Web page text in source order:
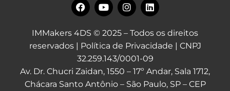
IMMakers 4DS © 2025 – Todos os direitos
reservados | Política de Privacidade | CNPJ
32.259.143/0001-09
Av. Dr. Chucri Zaidan, 1550 – 17º Andar, Sala 1712,
Chácara Santo Antônio – São Paulo, SP – CEP